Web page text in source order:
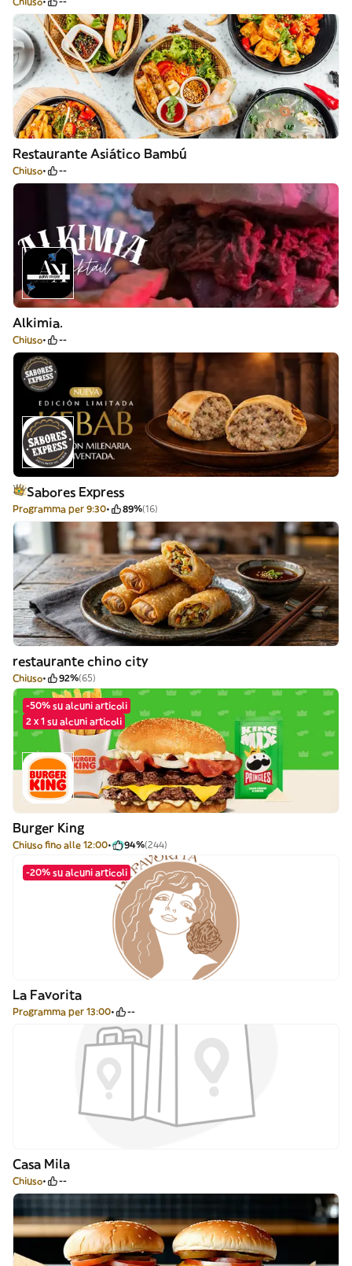
Restaurante Asiático Bambú
Chiuso --
Alkimia.
Chiuso --
Sabores Express
Programma per 9:30 89%(16)
restaurante chino city
Chiuso 92%(65)
-50% su alcuni articoli
2 x 1 su alcuni articoli
Burger King
Chiuso fino alle 12:00 94%(244)
-20% su alcuni articoli
La Favorita
Programma per 13:00 --
Casa Mila
Chiuso --